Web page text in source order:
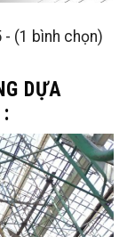
- (1 bình chọn)
DỰA